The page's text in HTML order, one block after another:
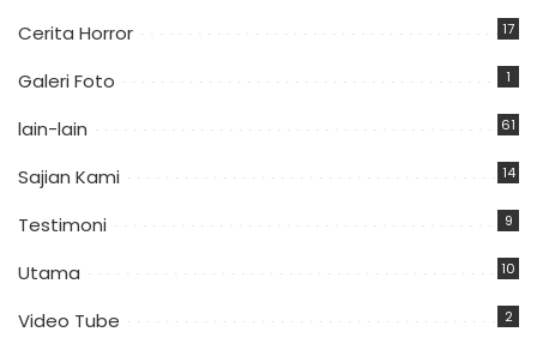
Cerita Horror 17
Galeri Foto 1
lain-lain 61
Sajian Kami 14
Testimoni 9
Utama 10
Video Tube 2